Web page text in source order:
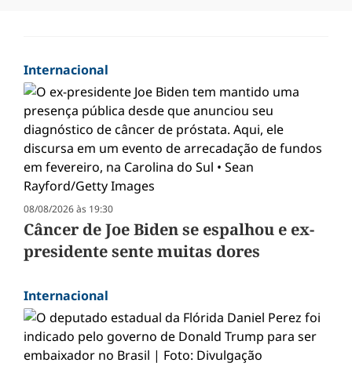
Internacional
08/08/2026 às 19:30
Câncer de Joe Biden se espalhou e ex-
presidente sente muitas dores
Internacional